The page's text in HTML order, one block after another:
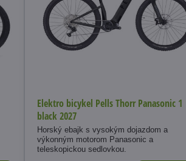
Elektro bicykel Pells Thorr Panasonic 1
black 2027
Horský ebajk s vysokým dojazdom a
výkonným motorom Panasonic a
teleskopickou sedlovkou.